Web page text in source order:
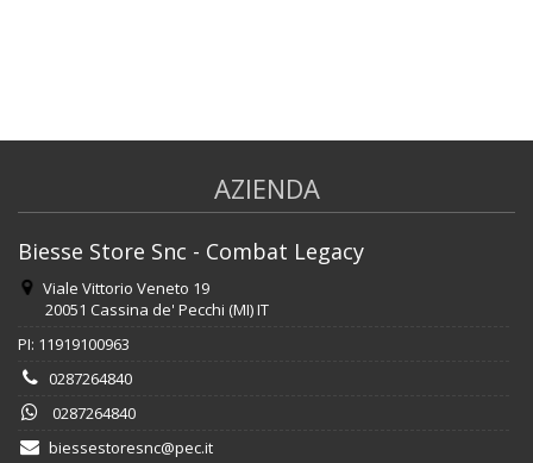
AZIENDA
Biesse Store Snc - Combat Legacy
Viale Vittorio Veneto 19
20051 Cassina de' Pecchi (MI) IT
PI: 11919100963
0287264840
0287264840
biessestoresnc@pec.it